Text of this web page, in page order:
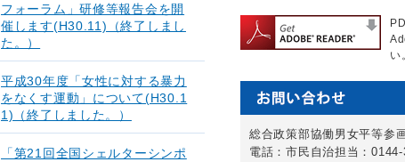
い
総合政策部協働男女平等参
電話：市民自治担当：
フォーラム」研修等報告会を開
催します(H30.11)（終了しまし
た。）
平成30年度「女性に対する暴力
をなくす運動」について(H30.1
1)（終了しました。）
「第21回全国シェルターシンポ